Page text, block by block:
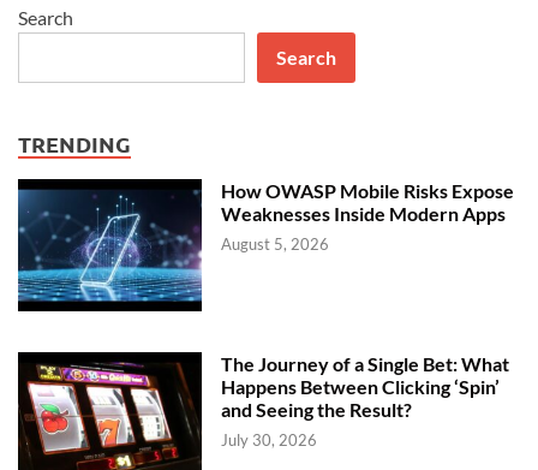
Search
Search
TRENDING
How OWASP Mobile Risks Expose
Weaknesses Inside Modern Apps
August 5, 2026
The Journey of a Single Bet: What
Happens Between Clicking ‘Spin’
and Seeing the Result?
July 30, 2026